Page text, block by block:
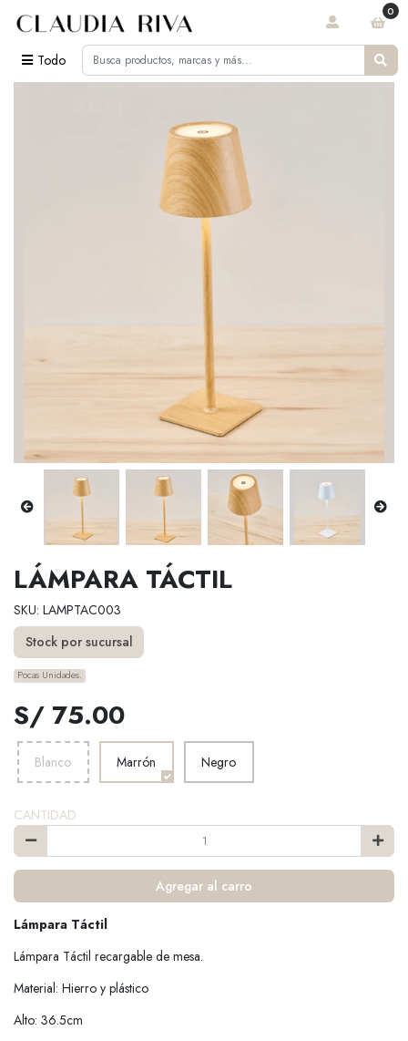
Todo
0
LÁMPARA TÁCTIL
SKU: LAMPTAC003
Stock por sucursal
Pocas Unidades.
S/ 75.00
Blanco Marrón Negro
CANTIDAD
Agregar al carro
Lámpara Táctil
Lámpara Táctil recargable de mesa.
Material: Hierro y plástico
Alto: 36.5cm